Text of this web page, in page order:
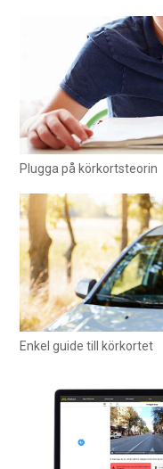
Plugga på körkortsteorin
Enkel guide till körkortet